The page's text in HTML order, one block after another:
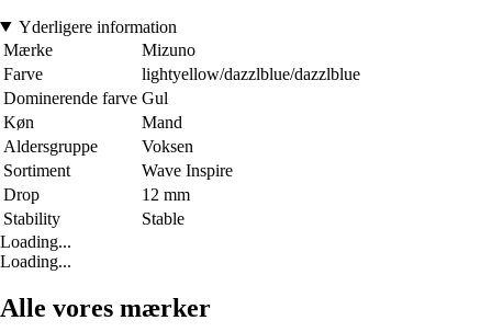
Yderligere information
Mærke
Mizuno
Farve
lightyellow/dazzlblue/dazzlblue
Dominerende farve Gul
Køn
Mand
Aldersgruppe
Voksen
Sortiment
Wave Inspire
Drop
12 mm
Stability
Stable
Loading...
Loading...
Alle vores mærker